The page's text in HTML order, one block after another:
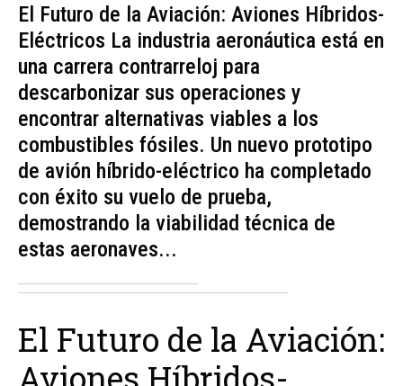
El Futuro de la Aviación: Aviones Híbridos-
Eléctricos La industria aeronáutica está en
una carrera contrarreloj para
descarbonizar sus operaciones y
encontrar alternativas viables a los
combustibles fósiles. Un nuevo prototipo
de avión híbrido-eléctrico ha completado
con éxito su vuelo de prueba,
demostrando la viabilidad técnica de
estas aeronaves...
El Futuro de la Aviación: